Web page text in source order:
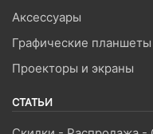
Аксессуары
Графические планшеты
Проекторы и экраны
СТАТЬИ